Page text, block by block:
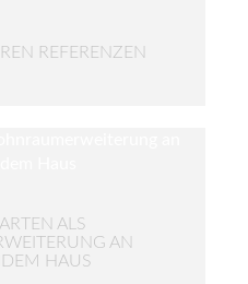
REFERENZEN
ALS
AN
HAUS